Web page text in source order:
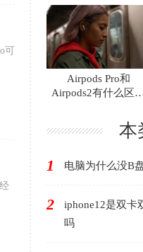
可
Airpods Pro和
Airpods2有什么区
本
1 电脑为什么没B
2
iphone12是双卡
吗